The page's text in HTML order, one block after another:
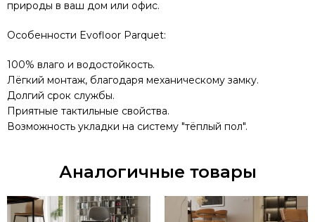
природы в ваш дом или офис.
Особенности Evofloor Parquet:
100% влаго и водостойкость.
Лёгкий монтаж, благодаря механическому замку.
Долгий срок службы.
Приятные тактильные свойства.
Возможность укладки на систему "тёплый пол".
Аналогичные товары